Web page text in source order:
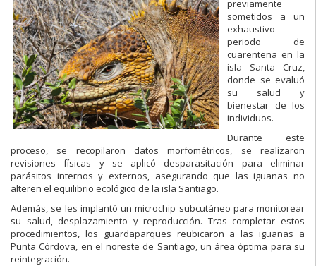
previamente
sometidos a un
exhaustivo
periodo de
cuarentena en la
isla Santa Cruz,
donde se evaluó
su salud y
bienestar de los
individuos.
Durante este
proceso, se recopilaron datos morfométricos, se realizaron
revisiones físicas y se aplicó desparasitación para eliminar
parásitos internos y externos, asegurando que las iguanas no
alteren el equilibrio ecológico de la isla Santiago.
Además, se les implantó un microchip subcutáneo para monitorear
su salud, desplazamiento y reproducción. Tras completar estos
procedimientos, los guardaparques reubicaron a las iguanas a
Punta Córdova, en el noreste de Santiago, un área óptima para su
reintegración.